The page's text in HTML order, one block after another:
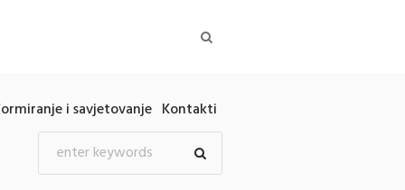
i savjetovanje Kontakti